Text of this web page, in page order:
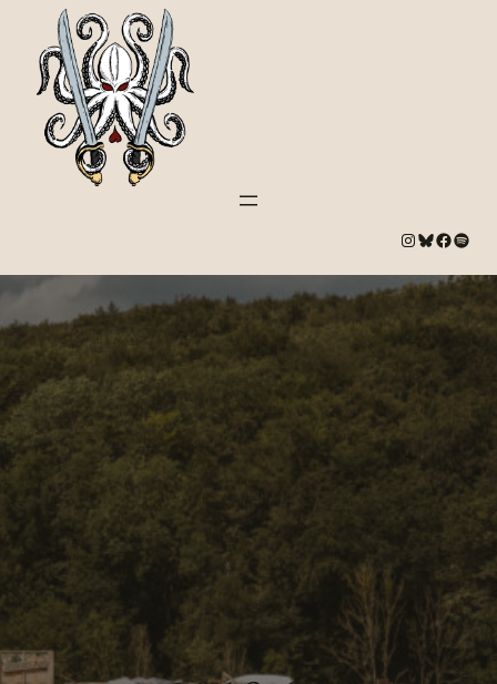
# Bluesky # Spotify